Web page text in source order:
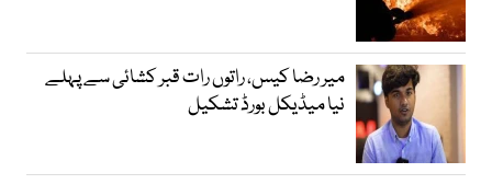
میر رضا کیس، راتوں رات قبر کشائی سے پہلے
نیا میڈیکل بورڈ تشکیل